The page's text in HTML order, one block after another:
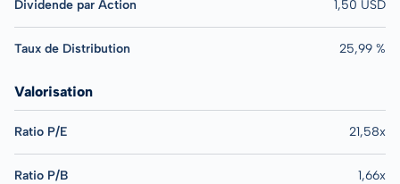
Dividende par Action 1,50 USD
Taux de Distribution 25,99 %
Valorisation
Ratio P/E 21,58x
Ratio P/B 1,66x